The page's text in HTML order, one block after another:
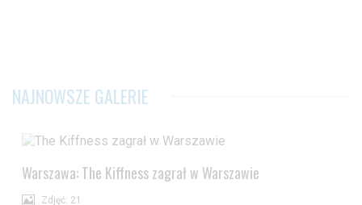
NAJNOWSZE GALERIE
Warszawa: The Kiffness zagrał w Warszawie
Zdjęć: 21